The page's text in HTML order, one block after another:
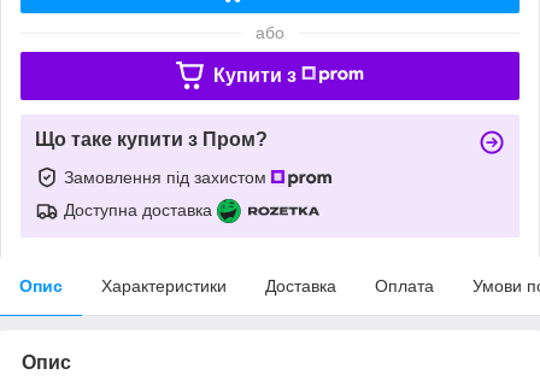
або
Купити з
Що таке купити з Пром?
Замовлення під захистом
Доступна доставка
Опис Характеристики Доставка Оплата Умови
Опис